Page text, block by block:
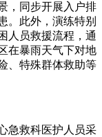
，同步开展入户排
。此外，演练特别
人员救援流程，通
在暴雨天气下对地
、特殊群体救助等
急救科医护人员采